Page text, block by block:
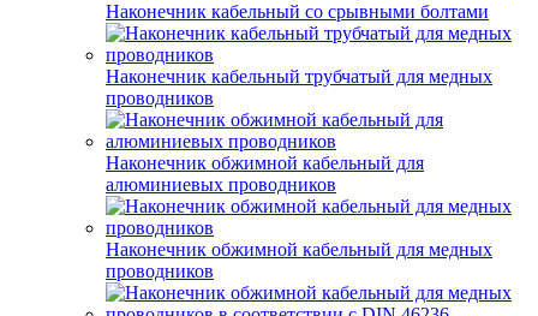
Наконечник кабельный со срывными болтами
Наконечник кабельный трубчатый для медных
проводников
Наконечник обжимной кабельный для
алюминиевых проводников
Наконечник обжимной кабельный для медных
проводников